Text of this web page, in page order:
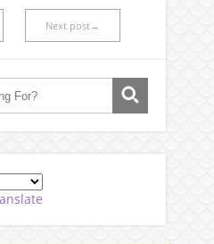
Next post→